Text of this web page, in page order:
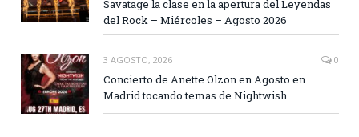
Savatage la clase en la apertura del Leyendas
del Rock – Miércoles – Agosto 2026
3 AGOSTO, 2026 0
Concierto de Anette Olzon en Agosto en
Madrid tocando temas de Nightwish